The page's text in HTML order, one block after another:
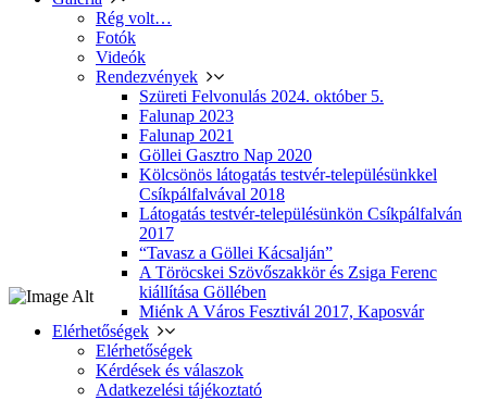
Rég volt…
Fotók
Videók
Rendezvények
Szüreti Felvonulás 2024. október 5.
Falunap 2023
Falunap 2021
Göllei Gasztro Nap 2020
Kölcsönös látogatás testvér-településünkkel
Csíkpálfalvával 2018
Látogatás testvér-településünkön Csíkpálfalván
2017
“Tavasz a Göllei Kácsalján”
A Töröcskei Szövőszakkör és Zsiga Ferenc
kiállítása Göllében
Miénk A Város Fesztivál 2017, Kaposvár
Elérhetőségek
Elérhetőségek
Kérdések és válaszok
Adatkezelési tájékoztató